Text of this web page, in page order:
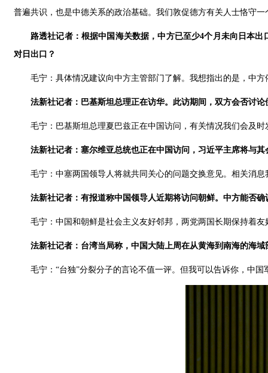
普遍共识，也是中德关系的政治基础。我们敦促德方有关人士恪守
路透社记者：根据中国海关数据，中方已至少4个月未向日本
对日出口？
毛宁：具体情况建议向中方主管部门了解。我想指出的是，中
法新社记者：巴基斯坦总理正在访华。此访期间，双方会否讨论
毛宁：巴基斯坦总理夏巴兹正在中国访问，有关情况我们会及
法新社记者：塞尔维亚总统也正在中国访问，习近平主席将与
毛宁：中塞两国领导人将就共同关心的问题交换意见。相关消息
法新社记者：有报道称中国领导人近期将访问朝鲜。中方能否
毛宁：中国和朝鲜是社会主义友好邻邦，两党两国长期保持着
法新社记者：台湾当局称，中国大陆上周在从黄海到南海的海
毛宁：“台独”分裂分子的言论不值一评。但我可以告诉你，中